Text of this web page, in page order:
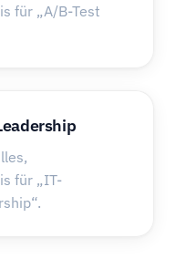
für „A/B-Test
für „IT-